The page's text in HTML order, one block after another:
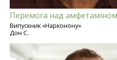
Перемога над
Випускник «Нарконону»
Дон С.